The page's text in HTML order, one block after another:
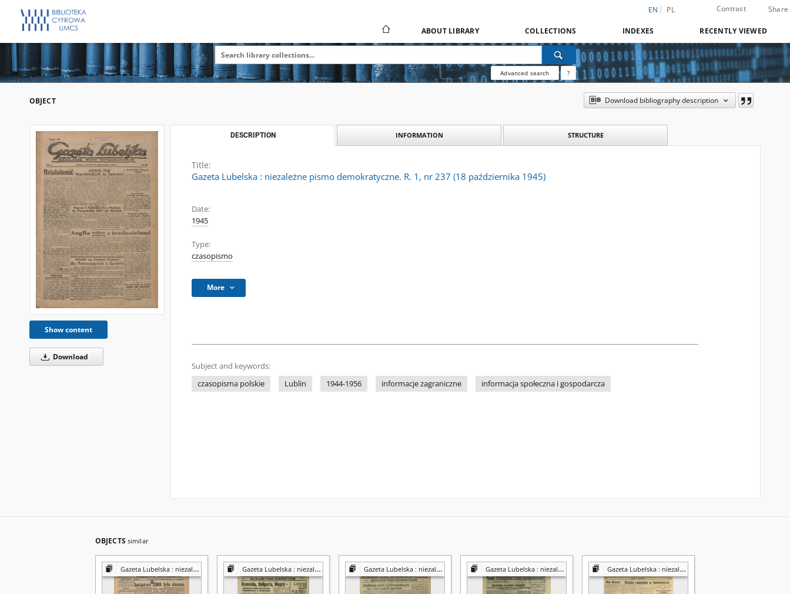
EN PL Contrast Share
ABOUT LIBRARY COLLECTIONS INDEXES RECENTLY VIEWED
Advanced search ?
OBJECT Download bibliography description
Show content
Download
DESCRIPTION INFORMATION STRUCTURE
Title:
Gazeta Lubelska : niezależne pismo demokratyczne. R. 1, nr 237 (18 października 1945)
Date:
1945
Type:
czasopismo
More
Subject and keywords:
czasopisma polskie
Lublin 1944-1956 informacje zagraniczne informacja społeczna i gospodarcza
OBJECTS similar
Gazeta Lubelska : niezależny organ demokratyczny Gazeta Lubelska : niezależny organ demokratyczny Gazeta Lubelska : niezależny organ demokratyczny Gazeta Lubelska : niezależny organ demokratyczny Gazeta Lubelska : niezależny organ demokratyczny